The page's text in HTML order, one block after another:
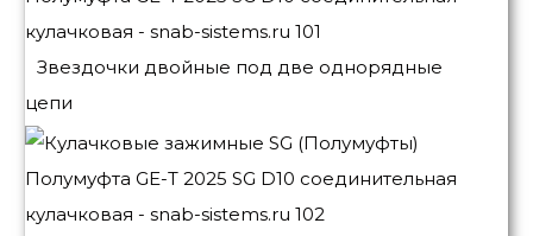
Звездочки двойные под две однорядные
цепи